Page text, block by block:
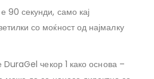
90 секунди, само кај
со моќност од најмалку
DuraGel чекор 1 како основа –